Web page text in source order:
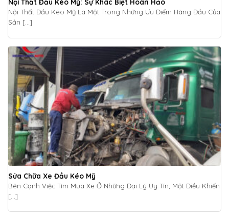
Nội Thất Đầu Kéo Mỹ: Sự Khác Biệt Hoàn Hảo
Nội Thất Đầu Kéo Mỹ Là Một Trong Những Ưu Điểm Hàng Đầu Của
Sản [...]
Sửa Chữa Xe Đầu Kéo Mỹ
Bên Cạnh Việc Tìm Mua Xe Ở Những Đại Lý Uy Tín, Một Điều Khiến
[...]